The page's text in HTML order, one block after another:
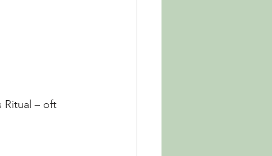
Ritual – oft